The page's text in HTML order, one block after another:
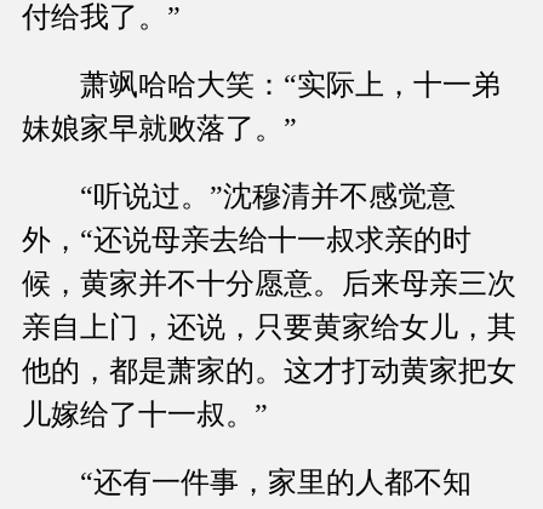
付给我了。”
萧飒哈哈大笑：“实际上，十一弟
妹娘家早就败落了。”
“听说过。”沈穆清并不感觉意
外，“还说母亲去给十一叔求亲的时
候，黄家并不十分愿意。后来母亲三次
亲自上门，还说，只要黄家给女儿，其
他的，都是萧家的。这才打动黄家把女
儿嫁给了十一叔。”
“还有一件事，家里的人都不知